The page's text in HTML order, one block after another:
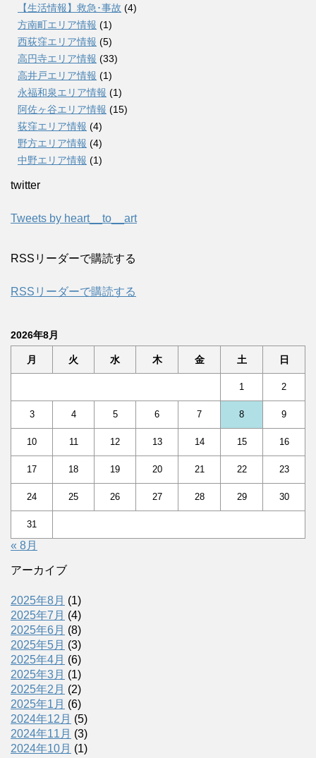
【生活情報】救急･事故 (4)
方南町エリア情報 (1)
西荻窪エリア情報 (5)
高円寺エリア情報 (33)
高井戸エリア情報 (1)
永福和泉エリア情報 (1)
阿佐ヶ谷エリア情報 (15)
荻窪エリア情報 (4)
野方エリア情報 (4)
中野エリア情報 (1)
twitter
Tweets by heart__to__art
RSSリーダーで購読する
RSSリーダーで購読する
2026年8月
月 火 水 木 金 土 日
1 2
3 4 5 6 7 8 9
10 11 12 13 14 15 16
17 18 19 20 21 22 23
24 25 26 27 28 29 30
31
« 8月
アーカイブ
2025年8月 (1)
2025年7月 (4)
2025年6月 (8)
2025年5月 (3)
2025年4月 (6)
2025年3月 (1)
2025年2月 (2)
2025年1月 (6)
2024年12月 (5)
2024年11月 (3)
2024年10月 (1)